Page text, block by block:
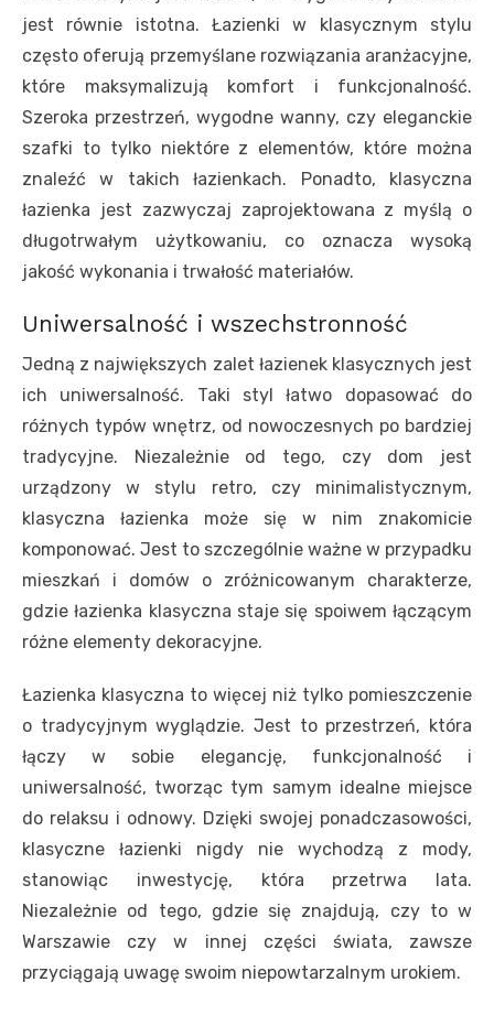
jest równie istotna. Łazienki w klasycznym stylu
często oferują przemyślane rozwiązania aranżacyjne,
które maksymalizują komfort i funkcjonalność.
Szeroka przestrzeń, wygodne wanny, czy eleganckie
szafki to tylko niektóre z elementów, które można
znaleźć w takich łazienkach. Ponadto, klasyczna
łazienka jest zazwyczaj zaprojektowana z myślą o
długotrwałym użytkowaniu, co oznacza wysoką
jakość wykonania i trwałość materiałów.
Uniwersalność i wszechstronność
Jedną z największych zalet łazienek klasycznych jest
ich uniwersalność. Taki styl łatwo dopasować do
różnych typów wnętrz, od nowoczesnych po bardziej
tradycyjne. Niezależnie od tego, czy dom jest
urządzony w stylu retro, czy minimalistycznym,
klasyczna łazienka może się w nim znakomicie
komponować. Jest to szczególnie ważne w przypadku
mieszkań i domów o zróżnicowanym charakterze,
gdzie łazienka klasyczna staje się spoiwem łączącym
różne elementy dekoracyjne.
Łazienka klasyczna to więcej niż tylko pomieszczenie
o tradycyjnym wyglądzie. Jest to przestrzeń, która
łączy w sobie elegancję, funkcjonalność i
uniwersalność, tworząc tym samym idealne miejsce
do relaksu i odnowy. Dzięki swojej ponadczasowości,
klasyczne łazienki nigdy nie wychodzą z mody,
stanowiąc inwestycję, która przetrwa lata.
Niezależnie od tego, gdzie się znajdują, czy to w
Warszawie czy w innej części świata, zawsze
przyciągają uwagę swoim niepowtarzalnym urokiem.